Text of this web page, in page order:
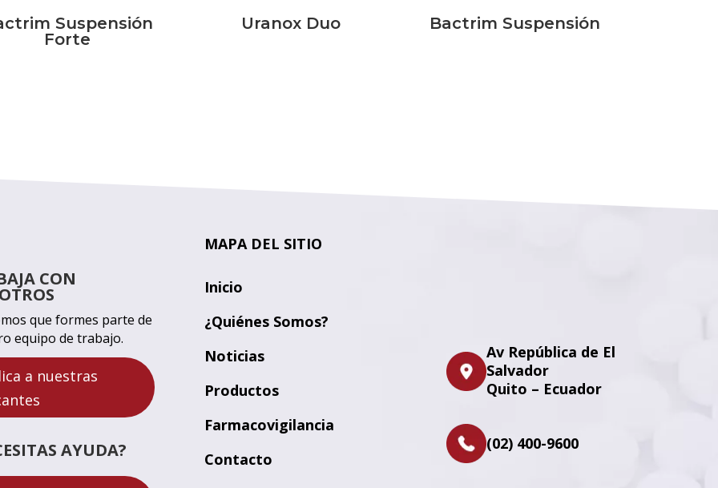
Suspensión
Forte
Uranox Duo Bactrim Suspensión
CON
que formes parte de
equipo de trabajo.
a nuestras
AYUDA?
MAPA DEL SITIO
Inicio
¿Quiénes Somos?
Noticias
Productos
Farmacovigilancia
Contacto
Av República de El
Salvador
Quito – Ecuador
(02) 400-9600